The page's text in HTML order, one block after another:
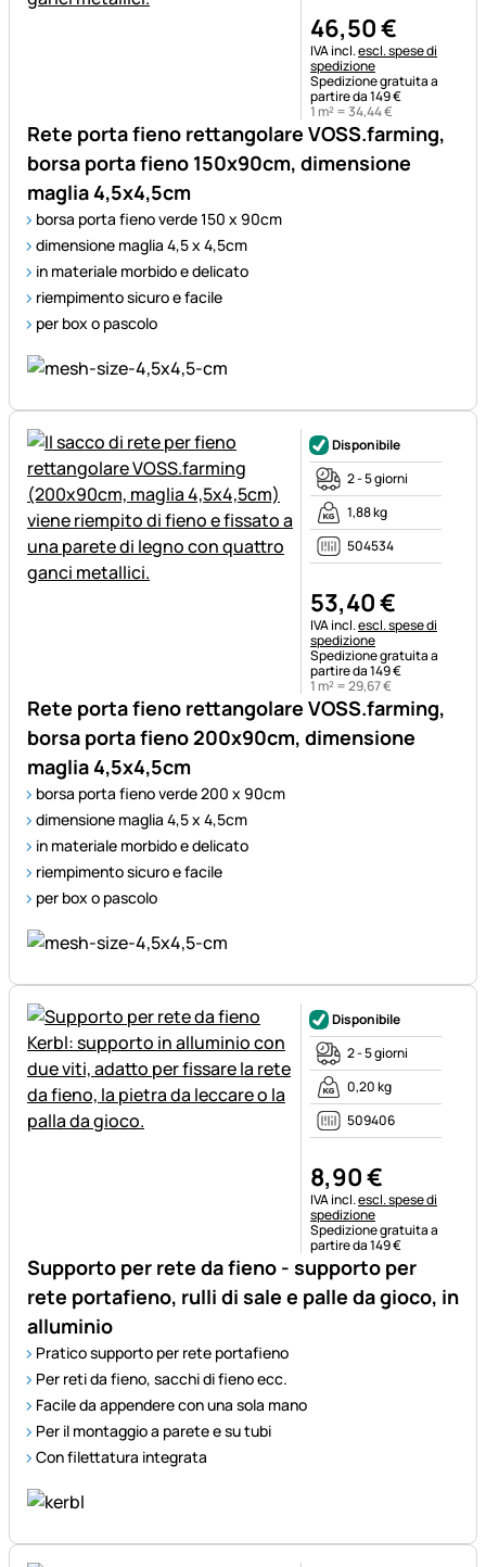
Rete porta fieno rettangolare VOSS.farming,
borsa porta fieno 150x90cm, dimensione
maglia 4,5x4,5cm
borsa porta fieno verde 150 x 90cm
dimensione maglia 4,5 x 4,5cm
in materiale morbido e delicato
riempimento sicuro e facile
per box o pascolo
46,50€
Informazioni fiscali:
IVA incl.escl. spese di
spedizione
Spedizione gratuita a
partire da 149 €
1 m² =34,44€
Rete porta fieno rettangolare VOSS.farming,
borsa porta fieno 200x90cm, dimensione
maglia 4,5x4,5cm
borsa porta fieno verde 200 x 90cm
dimensione maglia 4,5 x 4,5cm
in materiale morbido e delicato
riempimento sicuro e facile
per box o pascolo
Disponibile
2 - 5 giorni
1,88 kg
504534
53,40€
Informazioni fiscali:
IVA incl.escl. spese di
spedizione
Spedizione gratuita a
partire da 149 €
1 m² =29,67€
Supporto per rete da fieno - supporto per
rete portafieno, rulli di sale e palle da gioco, in
alluminio
Pratico supporto per rete portafieno
Per reti da fieno, sacchi di fieno ecc.
Facile da appendere con una sola mano
Per il montaggio a parete e su tubi
Con filettatura integrata
Disponibile
2 - 5 giorni
0,20 kg
509406
8,90€
Informazioni fiscali:
IVA incl.escl. spese di
spedizione
Spedizione gratuita a
partire da 149 €